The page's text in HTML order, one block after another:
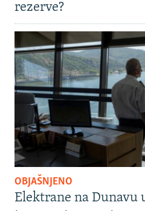
rezerve?
OBJAŠNJENO
Elektrane na Dunavu